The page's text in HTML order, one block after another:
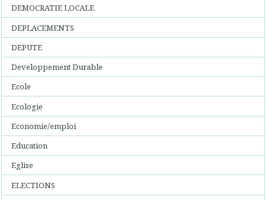
DEMOCRATIE LOCALE
DEPLACEMENTS
DEPUTE
Developpement Durable
Ecole
Ecologie
Economie/emploi
Education
Eglise
ELECTIONS